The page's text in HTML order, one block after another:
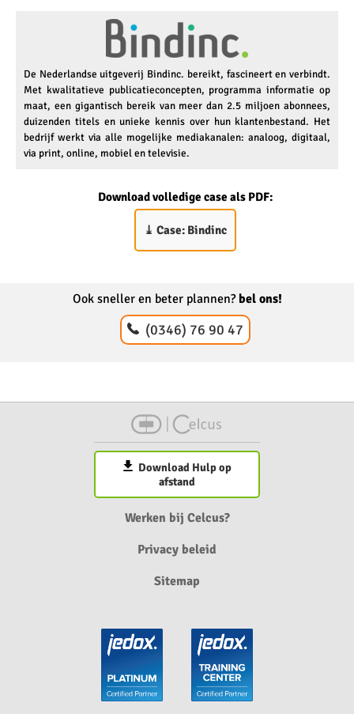
De Nederlandse uitgeverij Bindinc. bereikt, fascineert en verbindt.
Met kwalitatieve publicatieconcepten, programma informatie op
maat, een gigantisch bereik van meer dan 2.5 miljoen abonnees,
duizenden titels en unieke kennis over hun klantenbestand. Het
bedrijf werkt via alle mogelijke mediakanalen: analoog, digitaal,
via print, online, mobiel en televisie.
Download volledige case als PDF:
⤓ Case: Bindinc
Ook sneller en beter plannen? bel ons!
(0346) 76 90 47
Download Hulp op
afstand
Werken bij Celcus?
Privacy beleid
Sitemap